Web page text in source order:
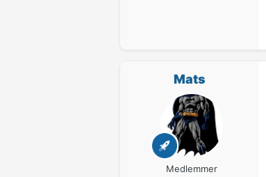
Mats
Medlemmer